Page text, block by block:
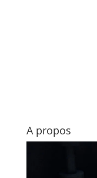
A propos